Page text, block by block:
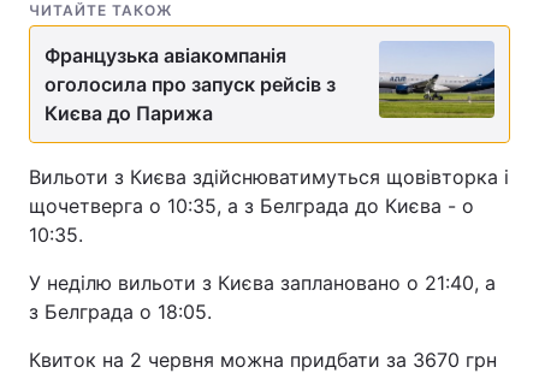
Контакти
Послуги
Тема оформлення
ЧИТАЙТЕ ТАКОЖ
Французька авіакомпанія
оголосила про запуск рейсів з
Києва до Парижа
Вильоти з Києва здійснюватимуться щовівторка і
щочетверга о 10:35, а з Белграда до Києва - о
10:35.
У неділю вильоти з Києва заплановано о 21:40, а
з Белграда о 18:05.
Квиток на 2 червня можна придбати за 3670 грн